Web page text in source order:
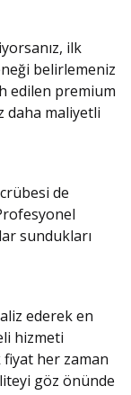
ilk
belirlemeniz
edilen premium
daha maliyetli
de
sundukları
ederek en
hizmeti
fiyat her zaman
göz önünde